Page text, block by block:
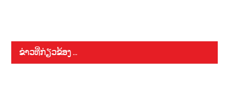
ຂ່າວທີ່ກ່ຽວຂ້ອງ ...